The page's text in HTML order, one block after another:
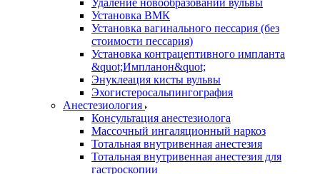
Удаление новообразований вульвы
Установка ВМК
Установка вагинального пессария (без
стоимости пессария)
Установка контрацептивного импланта
&quot;Импланон&quot;
Энуклеация кисты вульвы
Эхогистеросальпингография
Анестезиология
Консультация анестезиолога
Массочный ингаляционный наркоз
Тотальная внутривенная анестезия
Тотальная внутривенная анестезия для
гастроскопии